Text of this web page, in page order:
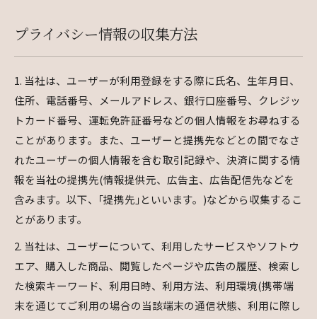
プライバシー情報の収集方法
1. 当社は、ユーザーが利用登録をする際に氏名、生年月日、
住所、電話番号、メールアドレス、銀行口座番号、クレジッ
トカード番号、運転免許証番号などの個人情報をお尋ねする
ことがあります。また、ユーザーと提携先などとの間でなさ
れたユーザーの個人情報を含む取引記録や、決済に関する情
報を当社の提携先(情報提供元、広告主、広告配信先などを
含みます。以下、｢提携先｣といいます。)などから収集するこ
とがあります。
2. 当社は、ユーザーについて、利用したサービスやソフトウ
エア、購入した商品、閲覧したページや広告の履歴、検索し
た検索キーワード、利用日時、利用方法、利用環境(携帯端
末を通じてご利用の場合の当該端末の通信状態、利用に際し